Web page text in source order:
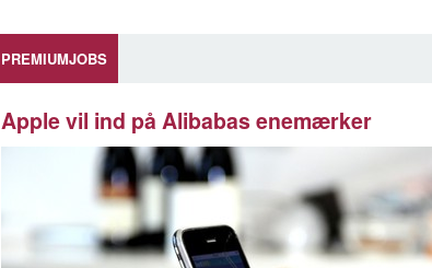
PREMIUMJOBS
Apple vil ind på Alibabas enemærker